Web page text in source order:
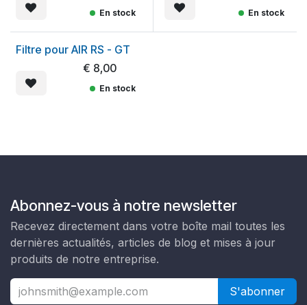
En stock En stock
Filtre pour AIR RS - GT
€ 8,00
En stock
Abonnez-vous à notre newsletter
Recevez directement dans votre boîte mail toutes les
dernières actualités, articles de blog et mises à jour
produits de notre entreprise.
S'abonner